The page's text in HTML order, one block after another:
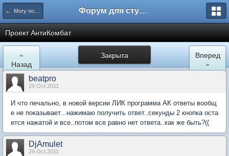
← Могу помочь Форум для студента СГА
Проект АнтиКомбат
Закрыта
«
Назад
Вперед
»
beatpro
29 Oct 2011
И что печально, в новой версии ЛИК программа АК ответы вообщ
е не показывает...нажимаю получить ответ..секунды 2 кнопка оста
ется нажатой и все..потом все равно нет ответа..как же быть?((
DjAmulet
29 Oct 2011